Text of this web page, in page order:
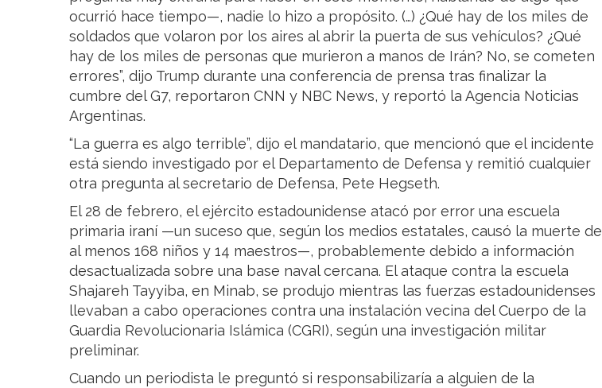
ocurrió hace tiempo—, nadie lo hizo a propósito. (…) ¿Qué hay de los miles de
soldados que volaron por los aires al abrir la puerta de sus vehículos? ¿Qué
hay de los miles de personas que murieron a manos de Irán? No, se cometen
errores”, dijo Trump durante una conferencia de prensa tras finalizar la
cumbre del G7, reportaron CNN y NBC News, y reportó la Agencia Noticias
Argentinas.
“La guerra es algo terrible”, dijo el mandatario, que mencionó que el incidente
está siendo investigado por el Departamento de Defensa y remitió cualquier
otra pregunta al secretario de Defensa, Pete Hegseth.
El 28 de febrero, el ejército estadounidense atacó por error una escuela
primaria iraní —un suceso que, según los medios estatales, causó la muerte de
al menos 168 niños y 14 maestros—, probablemente debido a información
desactualizada sobre una base naval cercana. El ataque contra la escuela
Shajareh Tayyiba, en Minab, se produjo mientras las fuerzas estadounidenses
llevaban a cabo operaciones contra una instalación vecina del Cuerpo de la
Guardia Revolucionaria Islámica (CGRI), según una investigación militar
preliminar.
Cuando un periodista le preguntó si responsabilizaría a alguien de la